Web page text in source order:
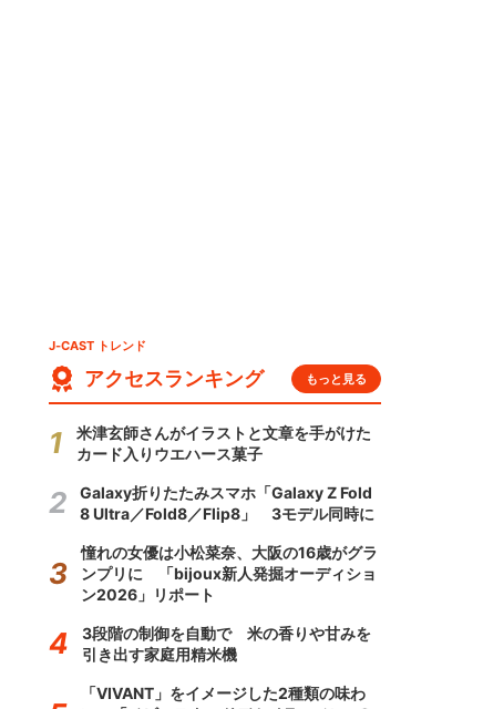
J-CAST トレンド
アクセスランキング もっと見る
米津玄師さんがイラストと文章を手がけた
カード入りウエハース菓子
Galaxy折りたたみスマホ「Galaxy Z Fold
8 Ultra／Fold8／Flip8」 3モデル同時に
憧れの女優は小松菜奈、大阪の16歳がグラ
ンプリに 「bijoux新人発掘オーディショ
ン2026」リポート
3段階の制御を自動で 米の香りや甘みを
引き出す家庭用精米機
「VIVANT」をイメージした2種類の味わ